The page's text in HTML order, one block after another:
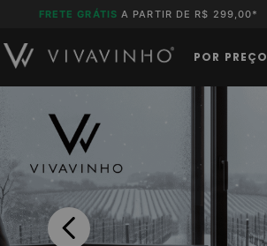
FRETE GRÁTIS A PARTIR DE R$ 299,00*
POR PREÇO